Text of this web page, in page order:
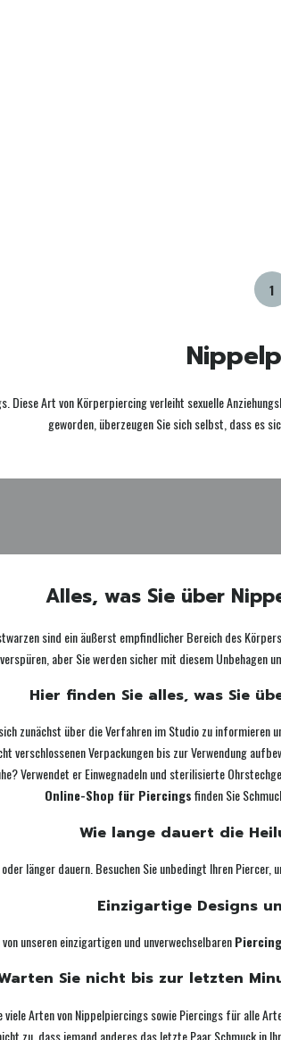
Diese Art von Körperpiercing verleiht sexuelle
geworden, überzeugen Sie sich selbst, dass es
Alles, was Sie über
sind ein äußerst empfindlicher Bereich des
aber Sie werden sicher mit diesem
Hier finden Sie alles, was Sie
zunächst über die Verfahren im Studio zu informieren
Verpackungen bis zur Verwendung
Verwendet er Einwegnadeln und sterilisierte
Online-Shop für Piercingsfinden Sie
Wie lange dauert die
länger dauern. Besuchen Sie unbedingt Ihren
Einzigartige Designs
unseren einzigartigen und unverwechselbarenPiercing
Sie nicht bis zur letzten
viele Arten von Nippelpiercings sowie Piercings für alle
zu, dass jemand anderes das letzte Paar Schmuck in